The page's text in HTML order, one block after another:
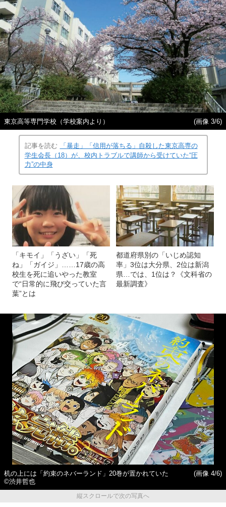
東京高等専門学校（学校案内より） (画像 3/6)
記事を読む
「暴走」「信用が落ちる」自殺した東京高専の
学生会長（18）が、校内トラブルで講師から受けていた“圧
力”の中身
「キモイ」「うざい」「死
ね」「ガイジ」……17歳の高
校生を死に追いやった教室
で“日常的に飛び交っていた言
葉”とは
都道府県別の「いじめ認知
率」3位は大分県、2位は新潟
県…では、1位は？《文科省の
最新調査》
机の上には「約束のネバーランド」20巻が置かれていた
©渋井哲也
(画像 4/6)
縦スクロールで次の写真へ